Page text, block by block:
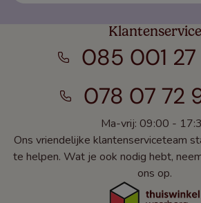
Klantenservice
085 001 27
078 07 72
Ma-vrij: 09:00 -
Ons vriendelijke klantenserviceteam
te helpen. Wat je ook nodig hebt,
ons op.